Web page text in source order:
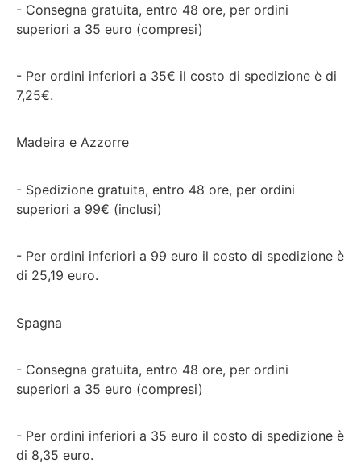
- Consegna gratuita, entro 48 ore, per ordini
superiori a 35 euro (compresi)
- Per ordini inferiori a 35€ il costo di spedizione è di
7,25€.
Madeira e Azzorre
- Spedizione gratuita, entro 48 ore, per ordini
superiori a 99€ (inclusi)
- Per ordini inferiori a 99 euro il costo di spedizione è
di 25,19 euro.
Spagna
- Consegna gratuita, entro 48 ore, per ordini
superiori a 35 euro (compresi)
- Per ordini inferiori a 35 euro il costo di spedizione è
di 8,35 euro.